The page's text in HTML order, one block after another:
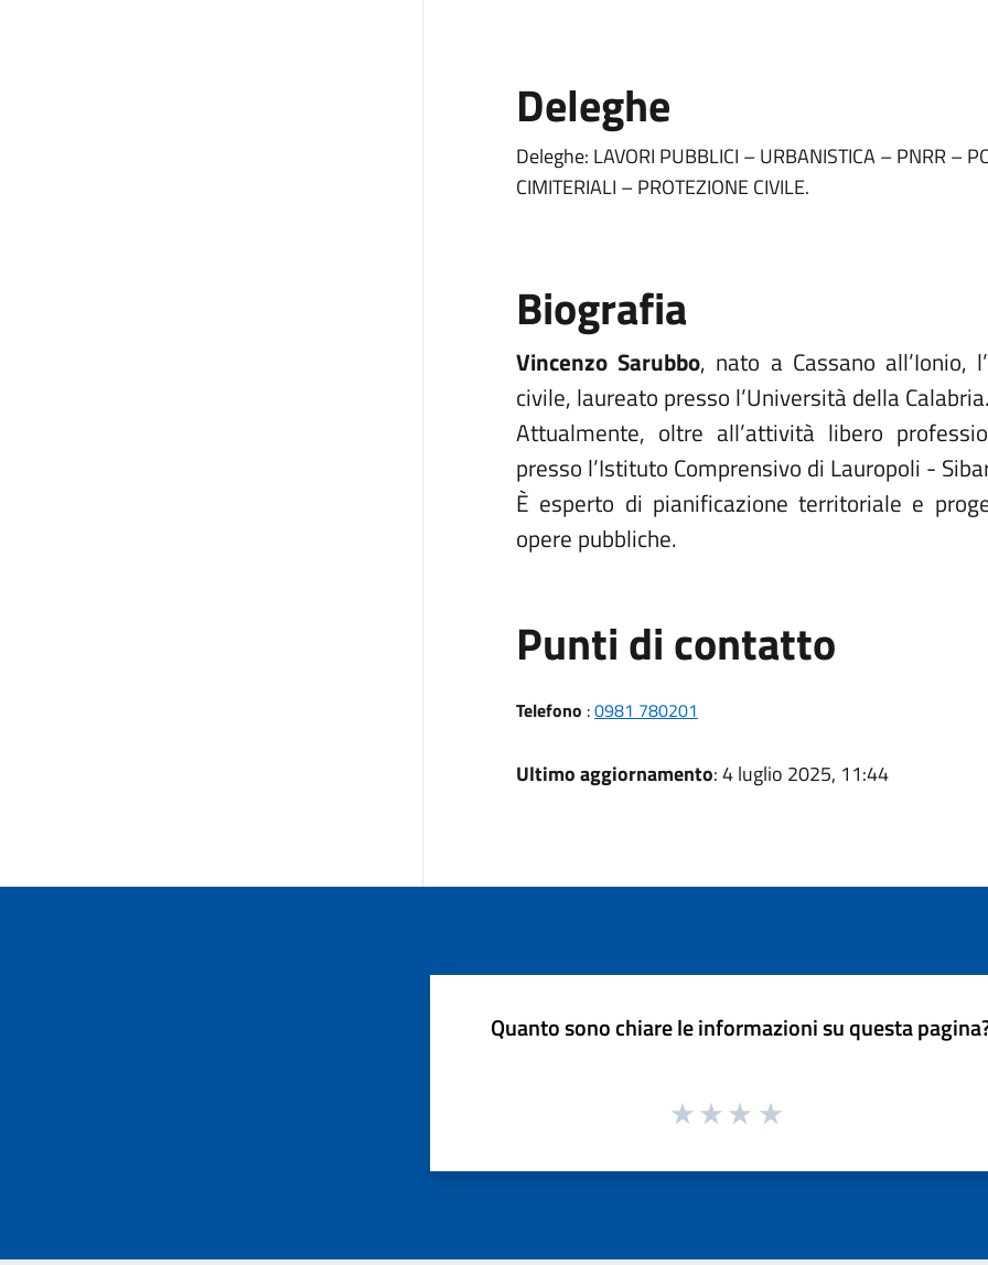
Deleghe
Deleghe: LAVORI PUBBLICI – URBANISTICA – PNRR –
CIMITERIALI – PROTEZIONE CIVILE.
Biografia
Vincenzo Sarubbo, nato a Cassano
civile, laureato presso l’Università della
Attualmente, oltre all’attività libero
presso l’Istituto Comprensivo di Lauropoli -
È esperto di pianificazione territoriale e
opere pubbliche.
Punti di contatto
Telefono :0981 780201
Ultimo aggiornamento: 4 luglio 2025, 11:44
Quanto sono chiare le informazioni su questa